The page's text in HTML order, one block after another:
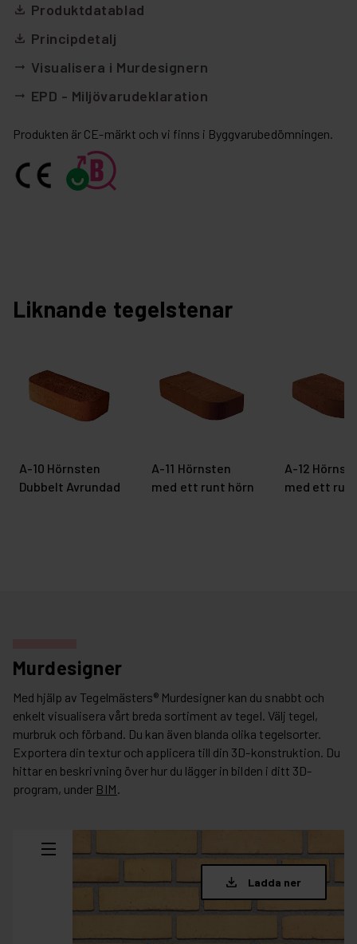
file_download Produktdatablad
file_download Principdetalj
arrow_right_alt Visualisera i Murdesignern
arrow_right_alt EPD - Miljövarudeklaration
Produkten är CE-märkt och vi finns i Byggvarubedömningen.
Liknande tegelstenar
A-10 Hörnsten
Dubbelt Avrundad
A-11 Hörnsten
med ett runt hörn
A-12
med ett
Murdesigner
Med hjälp av Tegelmästers® Murdesigner kan du snabbt och
enkelt visualisera vårt breda sortiment av tegel. Välj tegel,
murbruk och förband. Du kan även blanda olika tegelsorter.
Exportera din textur och applicera till din 3D-konstruktion. Du
hittar en beskrivning över hur du lägger in bilden i ditt 3D-
program, under BIM.